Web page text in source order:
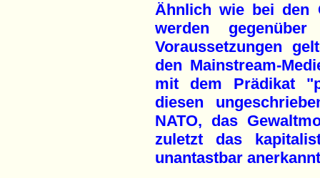
Ähnlich wie bei den
werden
Voraussetzungen
den Mainstream-
mit dem Prädikat
diesen
NATO, das
zuletzt das
unantastbar